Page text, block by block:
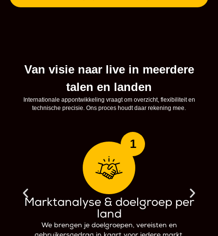
Van visie naar live in meerdere
talen en landen
Internationale appontwikkeling vraagt om overzicht, flexibiliteit en
technische precisie. Ons proces houdt daar rekening mee.
1
Marktanalyse & doelgroep per
land
We brengen je doelgroepen, vereisten en